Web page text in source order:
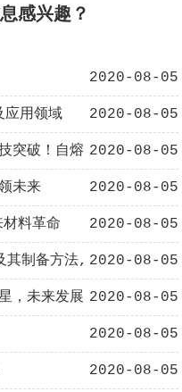
感兴趣？
2020-08-05
2020-08-05
用领域
2020-08-05
突破！自熔
元！ 2020-08-05
未来
2020-08-05
料革命
2020-08-05
其制备方法,
，推动未来工业制造飞
2020-08-05
，未来发展
2020-08-05
2020-08-05